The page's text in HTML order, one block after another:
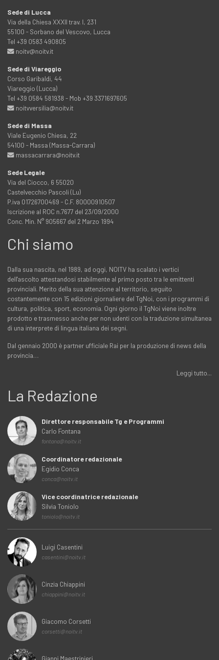
Sede di Lucca
Via della Chiesa XXXII trav. I, 231
55100 - Sorbano del Vescovo, Lucca
Tel +39 0583 490805
noitv@noitv.it
Sede di Viareggio
Corso Garibaldi, 44
Viareggio (Lucca)
Tel +39 0584 581938 - Mob +39 3371697605
noitvversilia@noitv.it
Sede di Massa
Viale Eugenio Chiesa, 22
54100 - Massa (Massa-Carrara)
massacarrara@noitv.it
Sede Legale
Via del Ciocco, 6 55020
Castelvecchio Pascoli (Lu)
P.iva 01726700469 - C.F. 80000910507
Iscrizione al ROC n.7677 del 23/09/2000
Conc. Min. N° 905667 del 2 Marzo 1994
Chi siamo
Dalla sua nascita, nel 1989, ad oggi, NOITV ha scalato i vertici
dell'ascolto attestandosi stabilmente al primo posto tra le emittenti
provinciali. Merito della sua attenzione al territorio, seguito
costantemente con 15 edizioni giornaliere del TgNoi, con i programmi di
cultura, politica, sport, economia. Ogni giorno il TgNoi viene inoltre
prodotto e trasmesso anche per non udenti con la traduzione simultanea
di una interprete di lingua italiana dei segni.
Dal gennaio 2000 è partner ufficiale Rai per la produzione di news della
provincia…
Leggi tutto...
La Redazione
Direttore responsabile Tg e Programmi
Carlo Fontana
fontana@noitv.it
Coordinatore redazionale
Egidio Conca
conca@noitv.it
Vice coordinatrice redazionale
Silvia Toniolo
toniolo@noitv.it
Luigi Casentini
casentini@noitv.it
Cinzia Chiappini
chiappini@noitv.it
Giacomo Corsetti
corsetti@noitv.it